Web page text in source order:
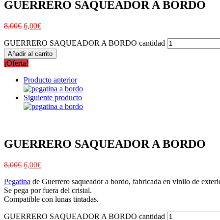
GUERRERO SAQUEADOR A BORDO
8,00€ 6,00€
GUERRERO SAQUEADOR A BORDO cantidad
Añadir al carrito
¡Oferta!
Producto anterior
Siguiente producto
GUERRERO SAQUEADOR A BORDO
8,00€ 6,00€
Pegatina de Guerrero saqueador a bordo, fabricada en vinilo de
Se pega por fuera del cristal.
Compatible con lunas tintadas.
GUERRERO SAQUEADOR A BORDO cantidad